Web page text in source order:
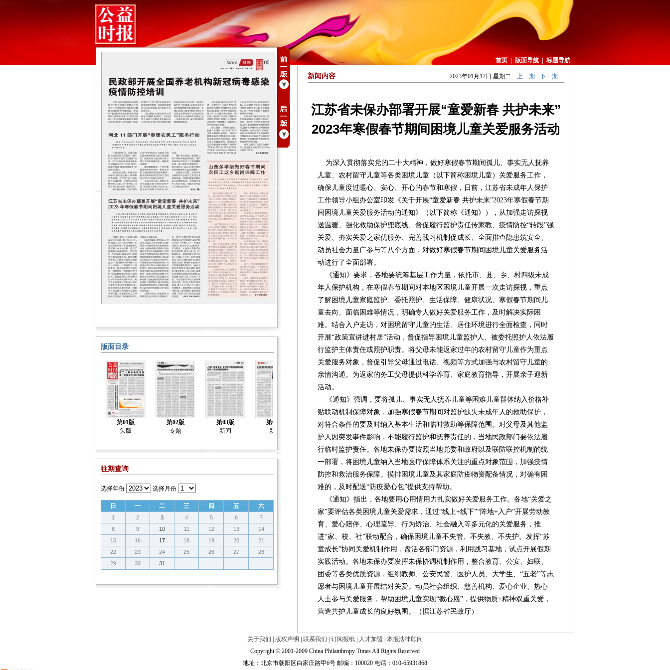
首页 版面导航 标题导航
版面目录
第01版
头版
第02版
专题
第03版
新闻
第04版
新闻
第05版
第06版
第07版
第08版
第10版
往期查询
选择年份 选择月份
日 一 二 三 四 五 六
1 2 3 4 5 6
7
8
9 10 11 12 13
14
15
16 17 18 19 20
21
22
23 24 25 26 27
28
29
30 31
新闻内容 2023年01月17日 星期二 上一期 下一期
江苏省未保办部署开展“童爱新春 共护未来”
2023年寒假春节期间困境儿童关爱服务活动
为深入贯彻落实党的二十大精神，做好寒假春节期间孤儿、事实无人抚养
儿童、农村留守儿童等各类困境儿童（以下简称困境儿童）关爱服务工作，
确保儿童度过暖心、安心、开心的春节和寒假，日前，江苏省未成年人保护
工作领导小组办公室印发《关于开展“童爱新春 共护未来”2023年寒假春节期
间困境儿童关爱服务活动的通知》（以下简称《通知》），从加强走访探视
送温暖、强化救助保护兜底线、督促履行监护责任传家教、疫情防控“转段”强
关爱、夯实关爱之家优服务、完善践习机制促成长、全面排查隐患筑安全、
动员社会力量广参与等八个方面，对做好寒假春节期间困境儿童关爱服务活
动进行了全面部署。
《通知》要求，各地要统筹基层工作力量，依托市、县、乡、村四级未成
年人保护机构，在寒假春节期间对本地区困境儿童开展一次走访探视，重点
了解困境儿童家庭监护、委托照护、生活保障、健康状况、寒假春节期间儿
童去向、面临困难等情况，明确专人做好关爱服务工作，及时解决实际困
难。结合入户走访，对困境留守儿童的生活、居住环境进行全面检查，同时
开展“政策宣讲进村居”活动，督促指导困境儿童监护人、被委托照护人依法履
行监护主体责任或照护职责。将父母未能返家过年的农村留守儿童作为重点
关爱服务对象，督促引导父母通过电话、视频等方式加强与农村留守儿童的
亲情沟通。为返家的务工父母提供科学养育、家庭教育指导，开展亲子迎新
活动。
《通知》强调，要将孤儿、事实无人抚养儿童等困难儿童群体纳入价格补
贴联动机制保障对象，加强寒假春节期间对监护缺失未成年人的救助保护，
对符合条件的要及时纳入基本生活和临时救助等保障范围。对父母及其他监
护人因突发事件影响，不能履行监护和抚养责任的，当地民政部门要依法履
行临时监护责任。各地未保办要按照当地党委和政府以及联防联控机制的统
一部署，将困境儿童纳入当地医疗保障体系关注的重点对象范围，加强疫情
防控和救治服务保障。摸排困境儿童及其家庭防疫物资配备情况，对确有困
难的，及时配送“防疫爱心包”提供支持帮助。
《通知》指出，各地要用心用情用力扎实做好关爱服务工作。各地“关爱之
家”要评估各类困境儿童关爱需求，通过“线上+线下”“阵地+入户”开展劳动教
育、爱心陪伴、心理疏导、行为矫治、社会融入等多元化的关爱服务，推
进“家、校、社”联动配合，确保困境儿童不失管、不失教、不失护。发挥“苏
童成长”协同关爱机制作用，盘活各部门资源，利用践习基地，试点开展假期
实践活动。各地未保办要发挥未保协调机制作用，整合教育、公安、妇联、
团委等各类优质资源，组织教师、公安民警、医护人员、大学生、“五老”等志
愿者与困境儿童开展结对关爱。动员社会组织、慈善机构、爱心企业、热心
人士参与关爱服务，帮助困境儿童实现“微心愿”，提供物质+精神双重关爱，
营造共护儿童成长的良好氛围。（据江苏省民政厅）
关于我们 版权声明 联系我们 订阅报纸 人才加盟
本报法律顾问
Copyright © 2001-2009 China Philanthropy Times All Rights Reserved
地址：北京市朝阳区白家庄路甲6号 邮编：100020 电话：010-65931868